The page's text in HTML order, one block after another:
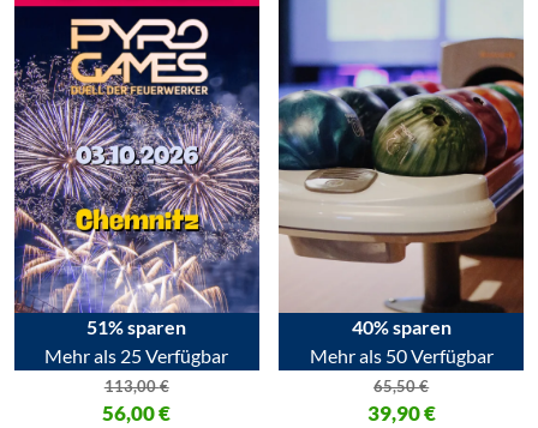
51% sparen
Mehr als 25 Verfügbar
113,00€
Ursprünglicher Preis war: 113,00 €
56,00€
40% sparen
Mehr als 50 Verfügbar
65,50€
Ursprünglicher Preis war:
39,90€